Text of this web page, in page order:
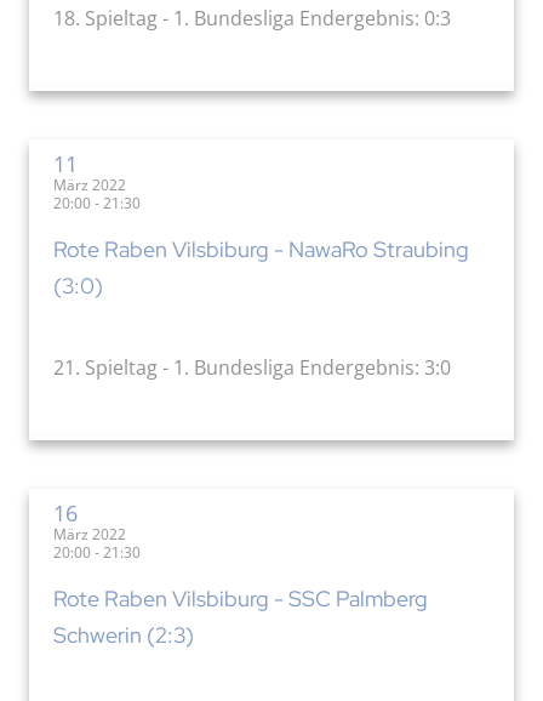
18. Spieltag - 1. Bundesliga Endergebnis: 0:3
11
März 2022
20:00 - 21:30
Rote Raben Vilsbiburg - NawaRo Straubing
(3:0)
21. Spieltag - 1. Bundesliga Endergebnis: 3:0
16
März 2022
20:00 - 21:30
Rote Raben Vilsbiburg - SSC Palmberg
Schwerin (2:3)